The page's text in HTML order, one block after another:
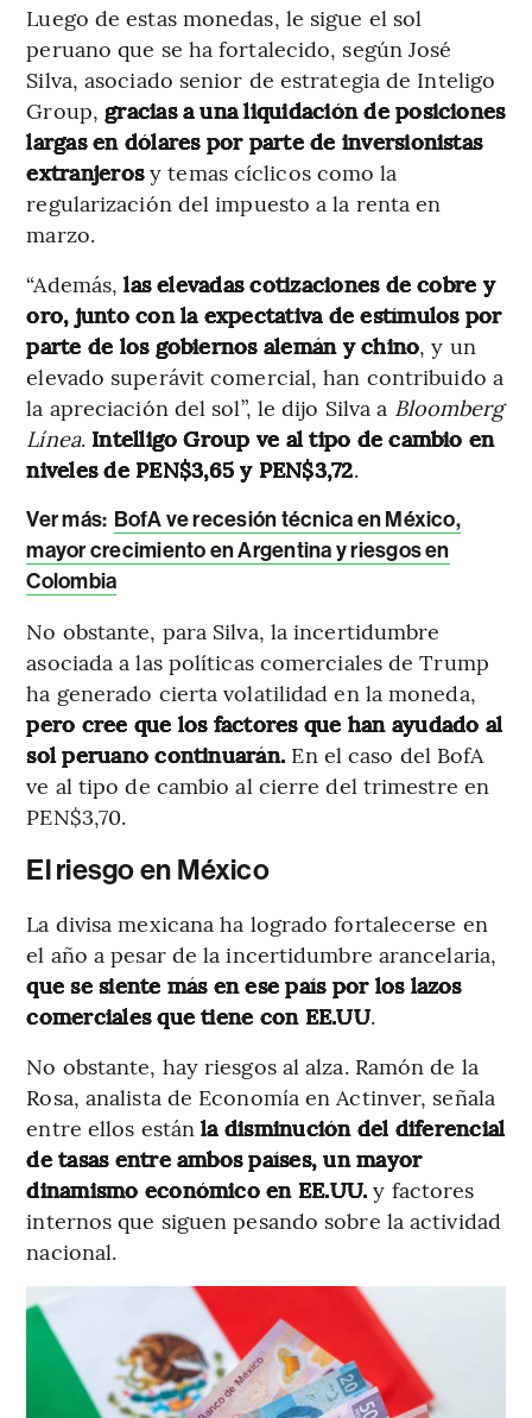
Luego de estas monedas, le sigue el sol
peruano que se ha fortalecido, según José
Silva, asociado senior de estrategia de Inteligo
Group, gracias a una liquidación de posiciones
largas en dólares por parte de inversionistas
extranjerosy temas cíclicos como la
regularización del impuesto a la renta en
marzo.
“Además,las elevadas cotizaciones de cobre y
oro, junto con la expectativa de estímulos por
parte de los gobiernos alemán y chino, y un
elevado superávit comercial, han contribuido a
la apreciación del sol”, le dijo Silva a Bloomberg
Línea. Intelligo Group ve al tipo de cambio en
niveles de PEN$3,65 y PEN$3,72.
Ver más: BofA ve recesión técnica en México,
mayor crecimiento en Argentina y riesgos en
Colombia
No obstante, para Silva, la incertidumbre
asociada a las políticas comerciales de Trump
ha generado cierta volatilidad en la moneda,
pero cree que los factores que han ayudado al
sol peruano continuarán. En el caso del BofA
ve al tipo de cambio al cierre del trimestre en
PEN$3,70.
El riesgo en México
La divisa mexicana ha logrado fortalecerse en
el año a pesar de la incertidumbre arancelaria,
que se siente más en ese país por los lazos
comerciales que tiene con EE.UU.
No obstante, hay riesgos al alza. Ramón de la
Rosa, analista de Economía en Actinver, señala
entre ellos estánla disminución del diferencial
de tasas entre ambos países, un mayor
dinamismo económico en EE.UU. y factores
internos que siguen pesando sobre la actividad
nacional.